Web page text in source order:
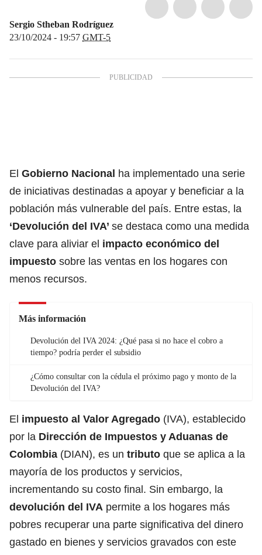
Sergio Stheban Rodríguez
23/10/2024 - 19:57 GMT-5
El Gobierno Nacional ha implementado una serie
de iniciativas destinadas a apoyar y beneficiar a la
población más vulnerable del país. Entre estas, la
‘Devolución del IVA’ se destaca como una medida
clave para aliviar el impacto económico del
impuesto sobre las ventas en los hogares con
menos recursos.
Más información
Devolución del IVA 2024: ¿Qué pasa si no hace el cobro a
tiempo? podría perder el subsidio
¿Cómo consultar con la cédula el próximo pago y monto de la
Devolución del IVA?
El impuesto al Valor Agregado (IVA), establecido
por la Dirección de Impuestos y Aduanas de
Colombia (DIAN), es un tributo que se aplica a la
mayoría de los productos y servicios,
incrementando su costo final. Sin embargo, la
devolución del IVA permite a los hogares más
pobres recuperar una parte significativa del dinero
gastado en bienes y servicios gravados con este